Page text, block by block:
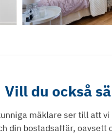
Vill du också
mäklare ser till att
din bostadsaffär,